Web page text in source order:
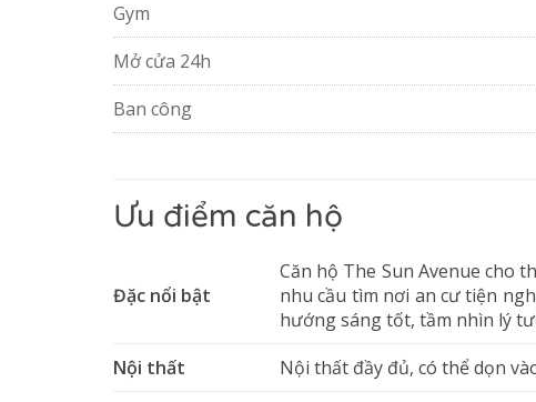
Gym
Mở cửa 24h
Ban công
Ưu điểm căn hộ
Đặc nổi bật
Căn hộ The Sun Avenue cho
nhu cầu tìm nơi an cư tiện
hướng sáng tốt, tầm nhìn lý
Nội thất
Nội thất đầy đủ, có thể dọn